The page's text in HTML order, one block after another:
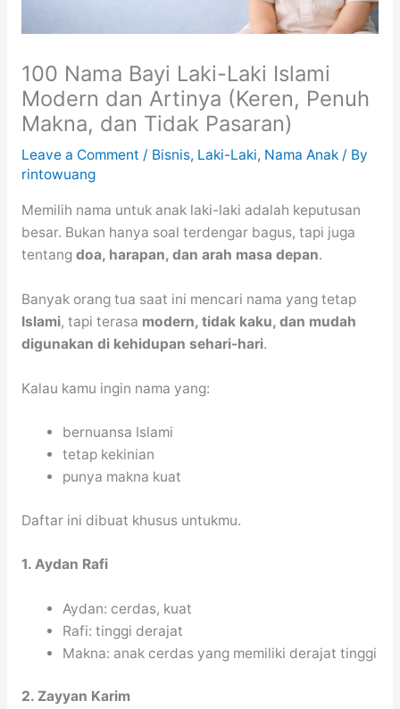
100 Nama Bayi Laki-Laki Islami
Modern dan Artinya (Keren, Penuh
Makna, dan Tidak Pasaran)
Leave a Comment / Bisnis, Laki-Laki, Nama Anak/ By
rintowuang
Memilih nama untuk anak laki-laki adalah keputusan
besar. Bukan hanya soal terdengar bagus, tapi juga
tentang doa, harapan, dan arah masa depan.
Banyak orang tua saat ini mencari nama yang tetap
Islami, tapi terasa modern, tidak kaku, dan mudah
digunakan di kehidupan sehari-hari.
Kalau kamu ingin nama yang:
bernuansa Islami
tetap kekinian
punya makna kuat
Daftar ini dibuat khusus untukmu.
1. Aydan Rafi
Aydan: cerdas, kuat
Rafi: tinggi derajat
Makna: anak cerdas yang memiliki derajat tinggi
2. Zayyan Karim